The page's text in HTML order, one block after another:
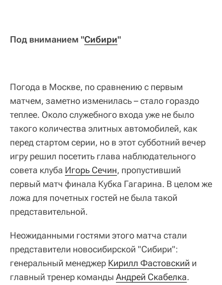
Под вниманием "Сибири"
Погода в Москве, по сравнению с первым
матчем, заметно изменилась – стало гораздо
теплее. Около служебного входа уже не было
такого количества элитных автомобилей, как
перед стартом серии, но в этот субботний вечер
игру решил посетить глава наблюдательного
совета клуба Игорь Сечин, пропустивший
первый матч финала Кубка Гагарина. В целом же
ложа для почетных гостей не была такой
представительной.
Неожиданными гостями этого матча стали
представители новосибирской "Сибири":
генеральный менеджер Кирилл Фастовский и
главный тренер команды Андрей Скабелка.